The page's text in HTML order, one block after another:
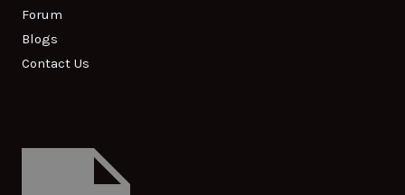
Forum
Blogs
Contact Us